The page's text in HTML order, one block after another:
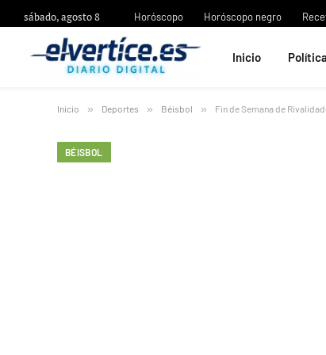
sábado, agosto 8 Horóscopo Horóscopo negro
Inicio Política
Inicio » Deportes » Béisbol » Fin de Semana de
BÉISBOL